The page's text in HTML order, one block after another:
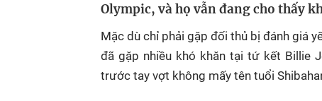
Olympic, và họ vẫn đang cho thấy
Mặc dù chỉ phải gặp đối thủ bị đánh giá
đã gặp nhiều khó khăn tại tứ kết Billie
trước tay vợt không mấy tên tuổi